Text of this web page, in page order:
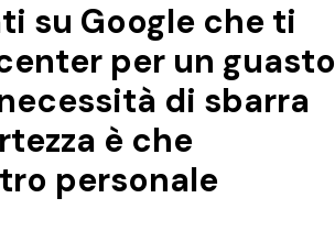
su Google che ti
per un guasto
di sbarra
è che
personale